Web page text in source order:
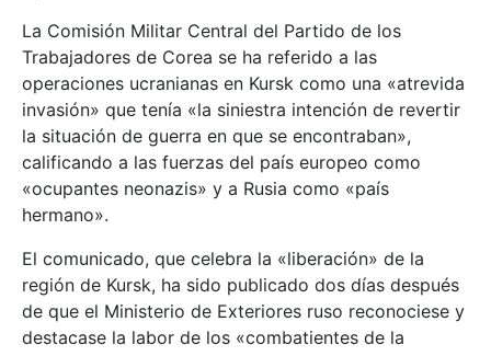
La Comisión Militar Central del Partido de los
Trabajadores de Corea se ha referido a las
operaciones ucranianas en Kursk como una «atrevida
invasión» que tenía «la siniestra intención de revertir
la situación de guerra en que se encontraban»,
calificando a las fuerzas del país europeo como
«ocupantes neonazis» y a Rusia como «país
hermano».
El comunicado, que celebra la «liberación» de la
región de Kursk, ha sido publicado dos días después
de que el Ministerio de Exteriores ruso reconociese y
destacase la labor de los «combatientes de la